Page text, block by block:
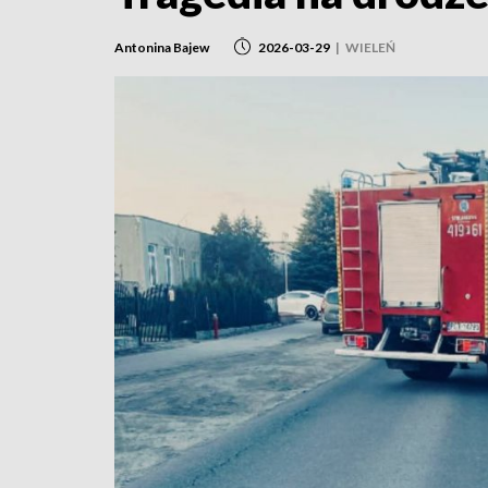
Antonina Bajew 2026-03-29 | WIELEŃ